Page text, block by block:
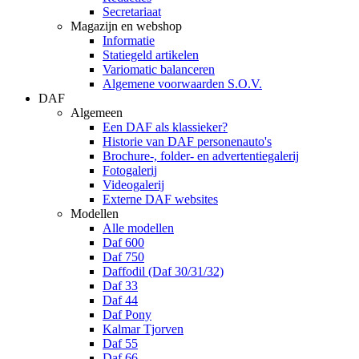
Secretariaat
Magazijn en webshop
Informatie
Statiegeld artikelen
Variomatic balanceren
Algemene voorwaarden S.O.V.
DAF
Algemeen
Een DAF als klassieker?
Historie van DAF personenauto's
Brochure-, folder- en advertentiegalerij
Fotogalerij
Videogalerij
Externe DAF websites
Modellen
Alle modellen
Daf 600
Daf 750
Daffodil (Daf 30/31/32)
Daf 33
Daf 44
Daf Pony
Kalmar Tjorven
Daf 55